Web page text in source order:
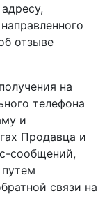
отзыве
на
телефона
и
Продавца и
сообщений,
связи на